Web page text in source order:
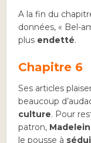
A la fin du
données, « Bel-
plus endetté.
Chapitre 6
Ses articles
beaucoup
culture. Pour
patron,
le pousse à